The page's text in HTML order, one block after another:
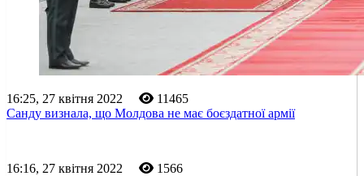
16:25, 27 квітня 2022
11465
Санду визнала, що Молдова не має боєздатної армії
16:16, 27 квітня 2022
1566